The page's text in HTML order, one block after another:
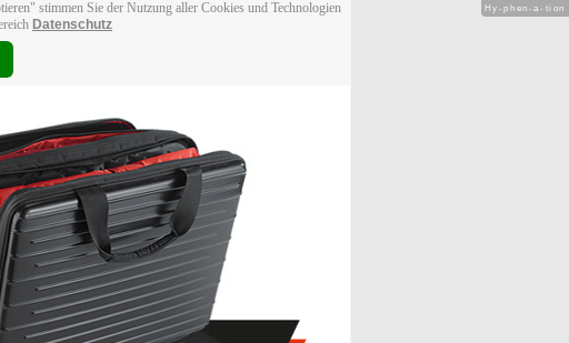
stimmen Sie der Nutzung aller Cookies und Technologien
Datenschutz
Hy-phen-a-tion